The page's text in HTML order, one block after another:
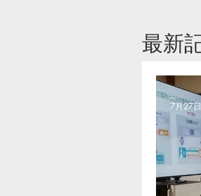
最新
7月27日